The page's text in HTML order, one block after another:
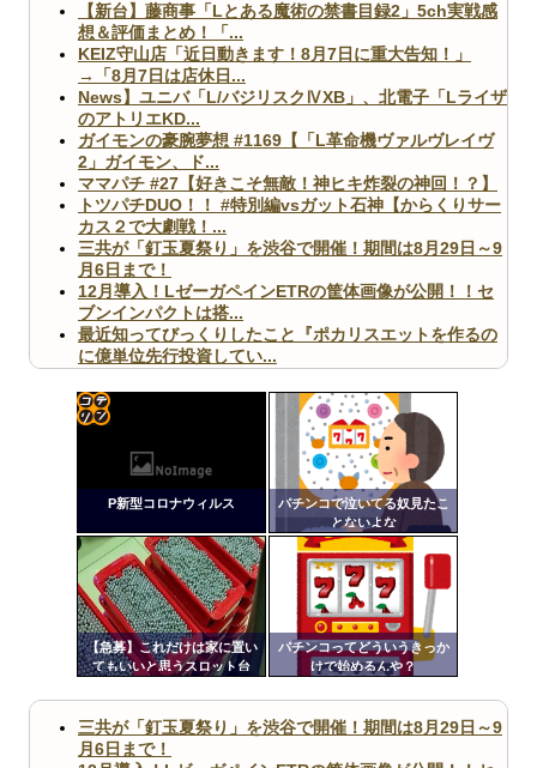
【新台】藤商事「Lとある魔術の禁書目録2」5ch実戦感
想＆評価まとめ！「...
KEIZ守山店「近日動きます！8月7日に重大告知！」
→「8月7日は店休日...
News】ユニバ「L/バジリスクⅣXB」、北電子「Lライザ
のアトリエKD...
ガイモンの豪腕夢想 #1169【「L革命機ヴァルヴレイヴ
2」ガイモン、ド...
ママパチ #27【好きこそ無敵！神ヒキ炸裂の神回！？】
トツパチDUO！！ #特別編vsガット石神【からくりサー
カス２で大劇戦！...
三共が「釘玉夏祭り」を渋谷で開催！期間は8月29日～9
月6日まで！
12月導入！LゼーガペインETRの筐体画像が公開！！セ
ブンインパクトは搭...
最近知ってびっくりしたこと『ポカリスエットを作るの
に億単位先行投資してい...
ますｗ」←これどうす...
【閲覧注意】俺が近くにいると機械が壊れるんだけどさ
【画像】ペプシコーラ社、「こういうのでいいんだよ」
な新商品を発売
Powered by livedoor 相互RSS
P新型コロナウィルス
パチンコで泣いてる奴見たこ
とないよな
【急募】これだけは家に置い
てもいいと思うスロット台
パチンコってどういうきっか
けで始めるんや？
定リ
ンク
自動
更新
ツー
三共が「釘玉夏祭り」を渋谷で開催！期間は8月29日～9
月6日まで！